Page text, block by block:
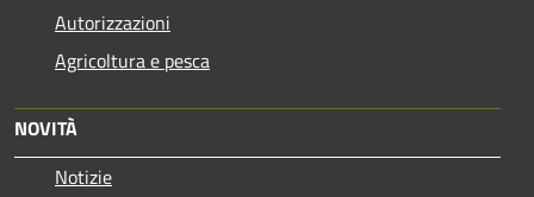
Autorizzazioni
Agricoltura e pesca
NOVITÀ
Notizie